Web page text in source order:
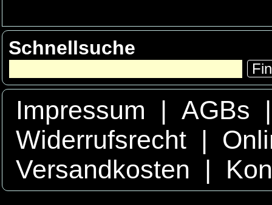
Schnellsuche
Impressum | AGBs
Widerrufsrecht |
Versandkosten
|